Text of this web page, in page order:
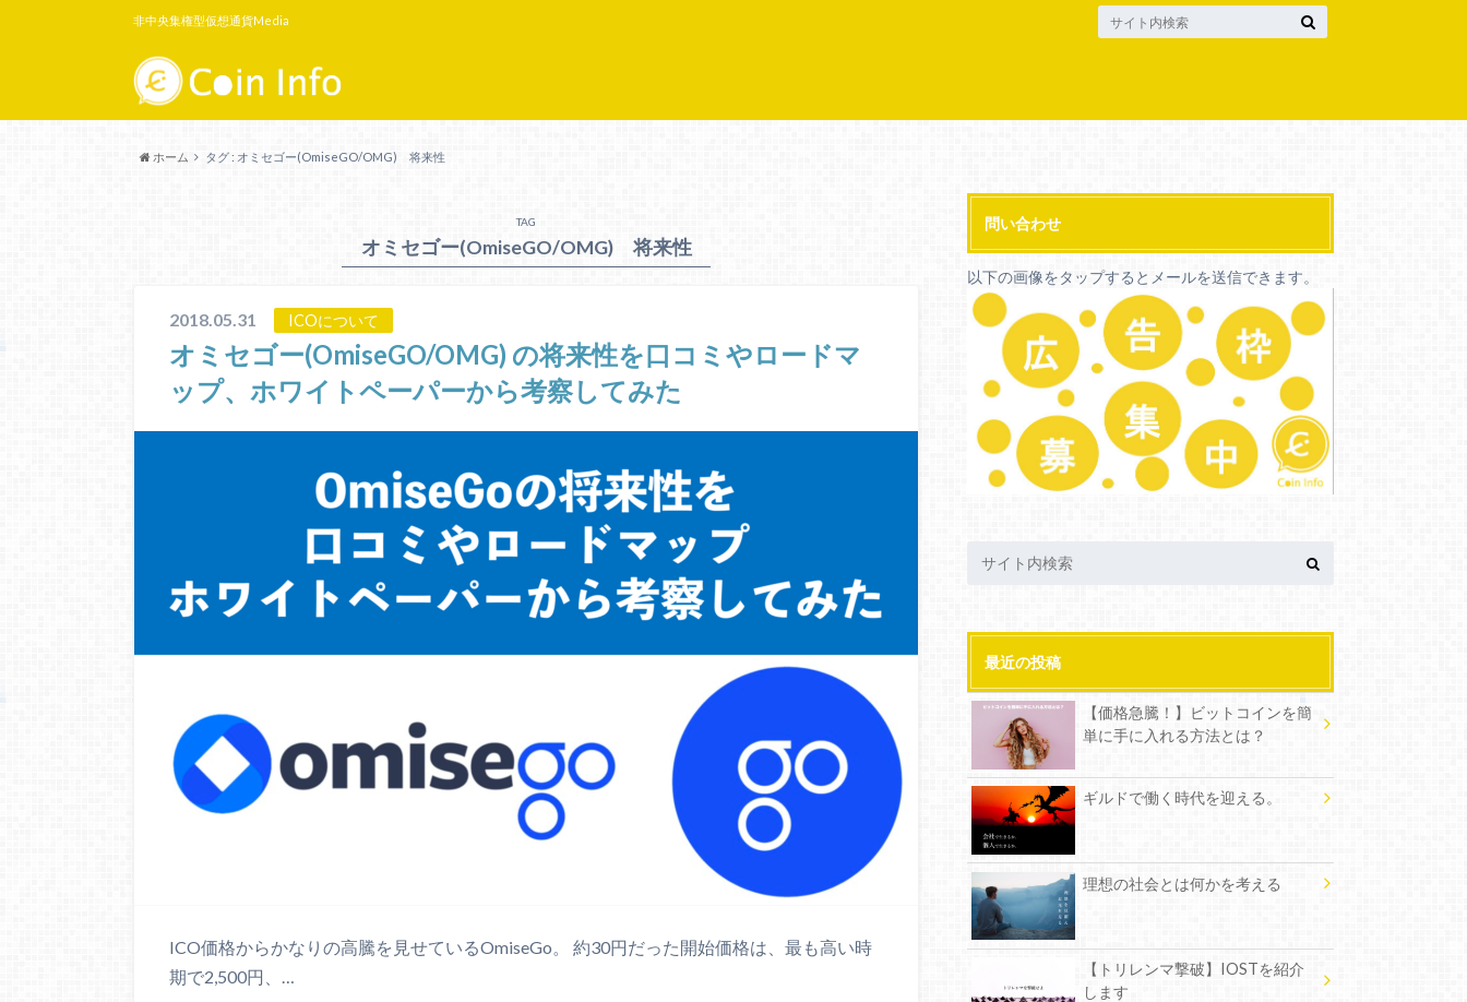
非中央集権型仮想通貨Media
ホーム タグ : オミセゴー(OmiseGO/OMG) 将来性
TAG
オミセゴー(OmiseGO/OMG) 将来性
2018.05.31 ICOについて
オミセゴー(OmiseGO/OMG) の将来性を口コミやロードマ
ップ、ホワイトペーパーから考察してみた
ICO価格からかなりの高騰を見せているOmiseGo。 約30円だった開始価格は、最も高い時
期で2,500円、…
問い合わせ
以下の画像をタップするとメールを送信できます。
最近の投稿
【価格急騰！】ビットコインを簡
単に手に入れる方法とは？
ギルドで働く時代を迎える。
理想の社会とは何かを考える
【トリレンマ撃破】IOSTを紹介
します